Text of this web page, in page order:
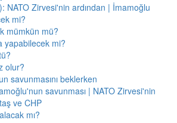
NATO Zirvesi'nin ardından | İmamoğlu
mi?
mümkün mü?
yapabilecek mi?
olur?
savunmasını beklerken
savunması | NATO Zirvesi'nin
ve CHP
mı?